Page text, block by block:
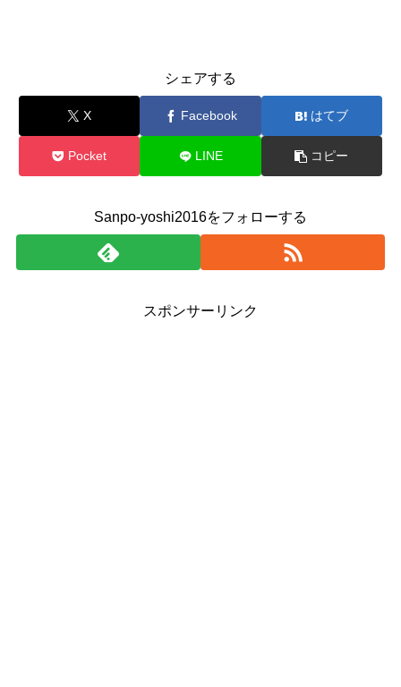
シェアする
X Facebook はてブ
Pocket LINE コピー
Sanpo-yoshi2016をフォローする
スポンサーリンク